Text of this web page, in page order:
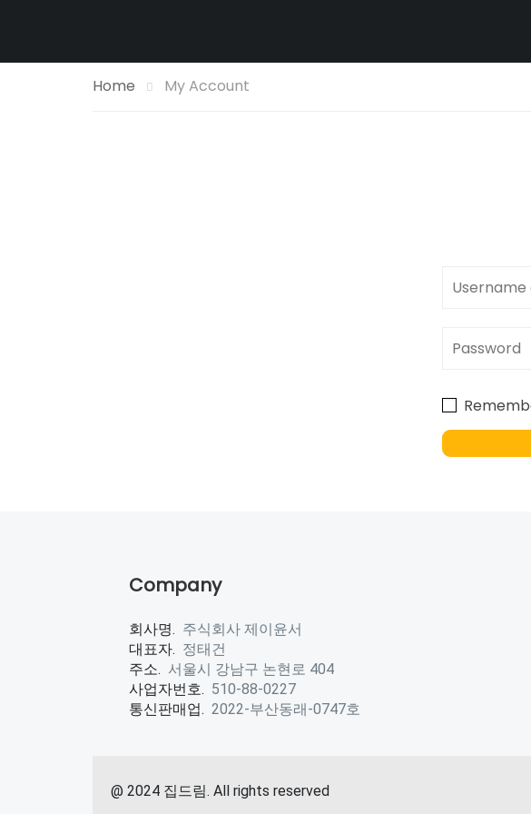
Home My Account
Company
회사명. 주식회사 제이윤서
대표자. 정태건
주소. 서울시 강남구 논현로 404
사업자번호. 510-88-0227
통신판매업. 2022-부산동래-0747호
@ 2024 집드림. All rights reserved